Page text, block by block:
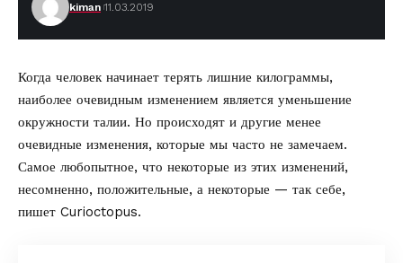
kiman 11.03.2019
Когда человек начинает терять лишние килограммы,
наиболее очевидным изменением является уменьшение
окружности талии. Но происходят и другие менее
очевидные изменения, которые мы часто не замечаем.
Самое любопытное, что некоторые из этих изменений,
несомненно, положительные, а некоторые — так себе,
пишет Curioctopus.